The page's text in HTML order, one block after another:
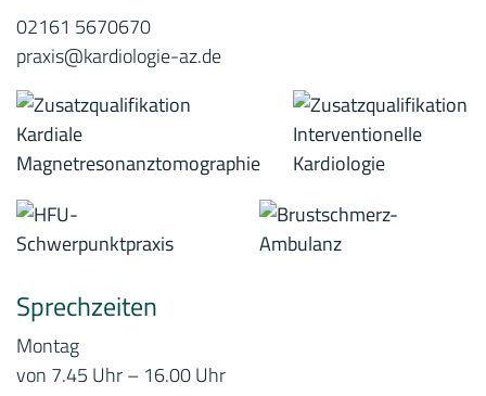
02161 5670670
praxis@kardiologie-az.de
Sprechzeiten
Montag
von 7.45 Uhr – 16.00 Uhr